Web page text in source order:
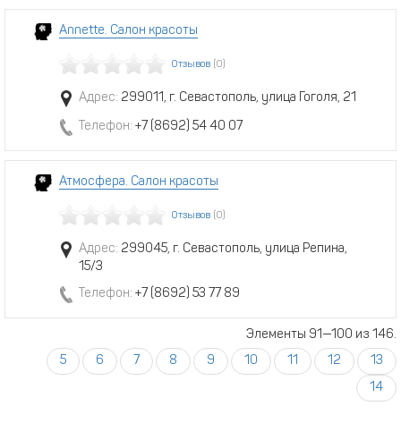
Annette. Салон красоты
Отзывов (0)
Адрес: 299011, г. Севастополь, улица Гоголя, 21
Телефон: +7 (8692) 54 40 07
Атмосфера. Салон красоты
Отзывов (0)
Адрес: 299045, г. Севастополь, улица Репина,
15/3
Телефон: +7 (8692) 53 77 89
Элементы 91—100 из 146.
5
6 7 8 9 10 11 12
13
14